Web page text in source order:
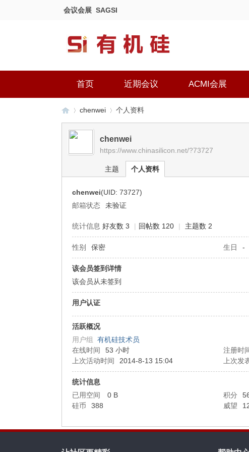
会议会展 SAGSI
首页 近期会议 ACMI会展
有›
chenwei
›
个人资料
chenwei
https://www.chinasilicon.net/?73727
主题 个人资料
chenwei(UID: 73727)
邮箱状态
未验证
统计信息 好友数 3 | 回帖数 120 | 主题数 2
性别 保密 生日 -
该会员签到详情
该会员从未签到
用户认证
活跃概况
用户组 有机硅技术员
在线时间
53 小时 注册时
上次活动时间
2014-8-13 15:04 上次发
统计信息
已用空间
0 B 积分
硅币
388 威望